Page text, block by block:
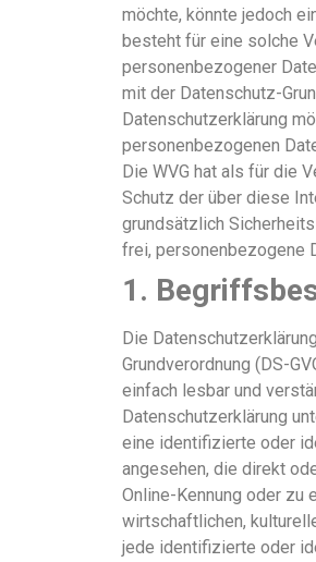
möchte, könnte jedoch
besteht für eine solche
personenbezogener
mit der Datenschutz-
Datenschutzerklärung
personenbezogenen
Die WVG hat als für die
Schutz der über diese
grundsätzlich
frei, personenbezogene
1.
Die
Grundverordnung (DS-
einfach lesbar und
Datenschutzerklärung
eine identifizierte oder
angesehen, die direkt
Online-Kennung oder zu
wirtschaftlichen,
jede identifizierte oder